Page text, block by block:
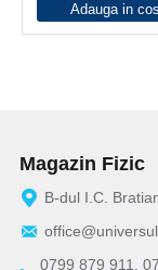
Adauga in cos
Magazin Fizic
B-dul I.C.
0799 879 911,